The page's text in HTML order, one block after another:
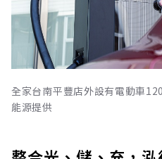
全家台南平豐店外設有電動車
能源提供